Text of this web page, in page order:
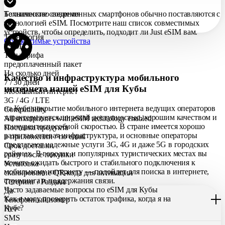
Большинство современных смартфонов обычно поставляются с
технологией eSIM. Посмотрите наш список совместимых
устройств, чтобы определить, подходит ли Just eSIM вам.
Совместимые устройства
Технические сведения
Технология
eSIM
Тип тарифа
предоплаченный пакет
На сколько дней
7 / 30 дней
Мобильный интернет
3G / 4G / LTE
Compatibility
All smartphones with eSIM technology enabled
Поставка продукта
в приложении / по еmail
Срок доставки
сразу после покупки
Установка
сканирование QR-кода для активации
Тетеринг / Раздача
Да
Телефонный номер
Нет
SMS
Качество и инфраструктура мобильного
интернета нашей eSIM для Кубы
на Кубе покрытие мобильного интернета ведущих операторов
характеризуется широкой доступностью, хорошим качеством и
конкурентоспособной скоростью. В стране имеется хорошо
развитая сетевая инфраструктура, и основные операторы
предлагают надежные услуги 3G, 4G и даже 5G в городских
районах. В городах и популярных туристических местах вы
можете ожидать быстрого и стабильного подключения к
мобильному интернету — подойдет для поиска в интернете,
стриминга и поддержания связи.
Часто задаваемые вопросы по eSIM для Кубы
Как я могу проверить остаток трафика, когда я на
Кубе?